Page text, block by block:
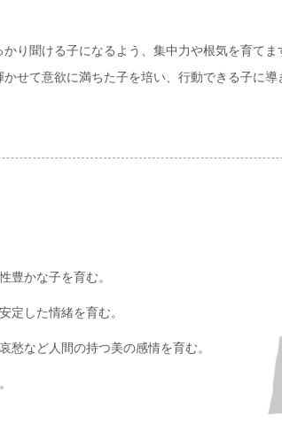
り聞ける子になるよう、集中力や根気を育て
せて意欲に満ちた子を培い、行動できる子に導
豊かな子を育む。
定した情緒を育む。
愁など人間の持つ美の感情を育む。